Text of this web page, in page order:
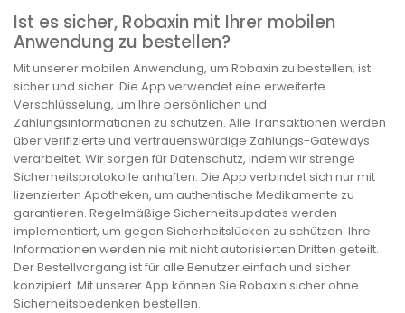
Ist es sicher, Robaxin mit Ihrer mobilen
Anwendung zu bestellen?
Mit unserer mobilen Anwendung, um Robaxin zu bestellen, ist
sicher und sicher. Die App verwendet eine erweiterte
Verschlüsselung, um Ihre persönlichen und
Zahlungsinformationen zu schützen. Alle Transaktionen werden
über verifizierte und vertrauenswürdige Zahlungs-Gateways
verarbeitet. Wir sorgen für Datenschutz, indem wir strenge
Sicherheitsprotokolle anhaften. Die App verbindet sich nur mit
lizenzierten Apotheken, um authentische Medikamente zu
garantieren. Regelmäßige Sicherheitsupdates werden
implementiert, um gegen Sicherheitslücken zu schützen. Ihre
Informationen werden nie mit nicht autorisierten Dritten geteilt.
Der Bestellvorgang ist für alle Benutzer einfach und sicher
konzipiert. Mit unserer App können Sie Robaxin sicher ohne
Sicherheitsbedenken bestellen.